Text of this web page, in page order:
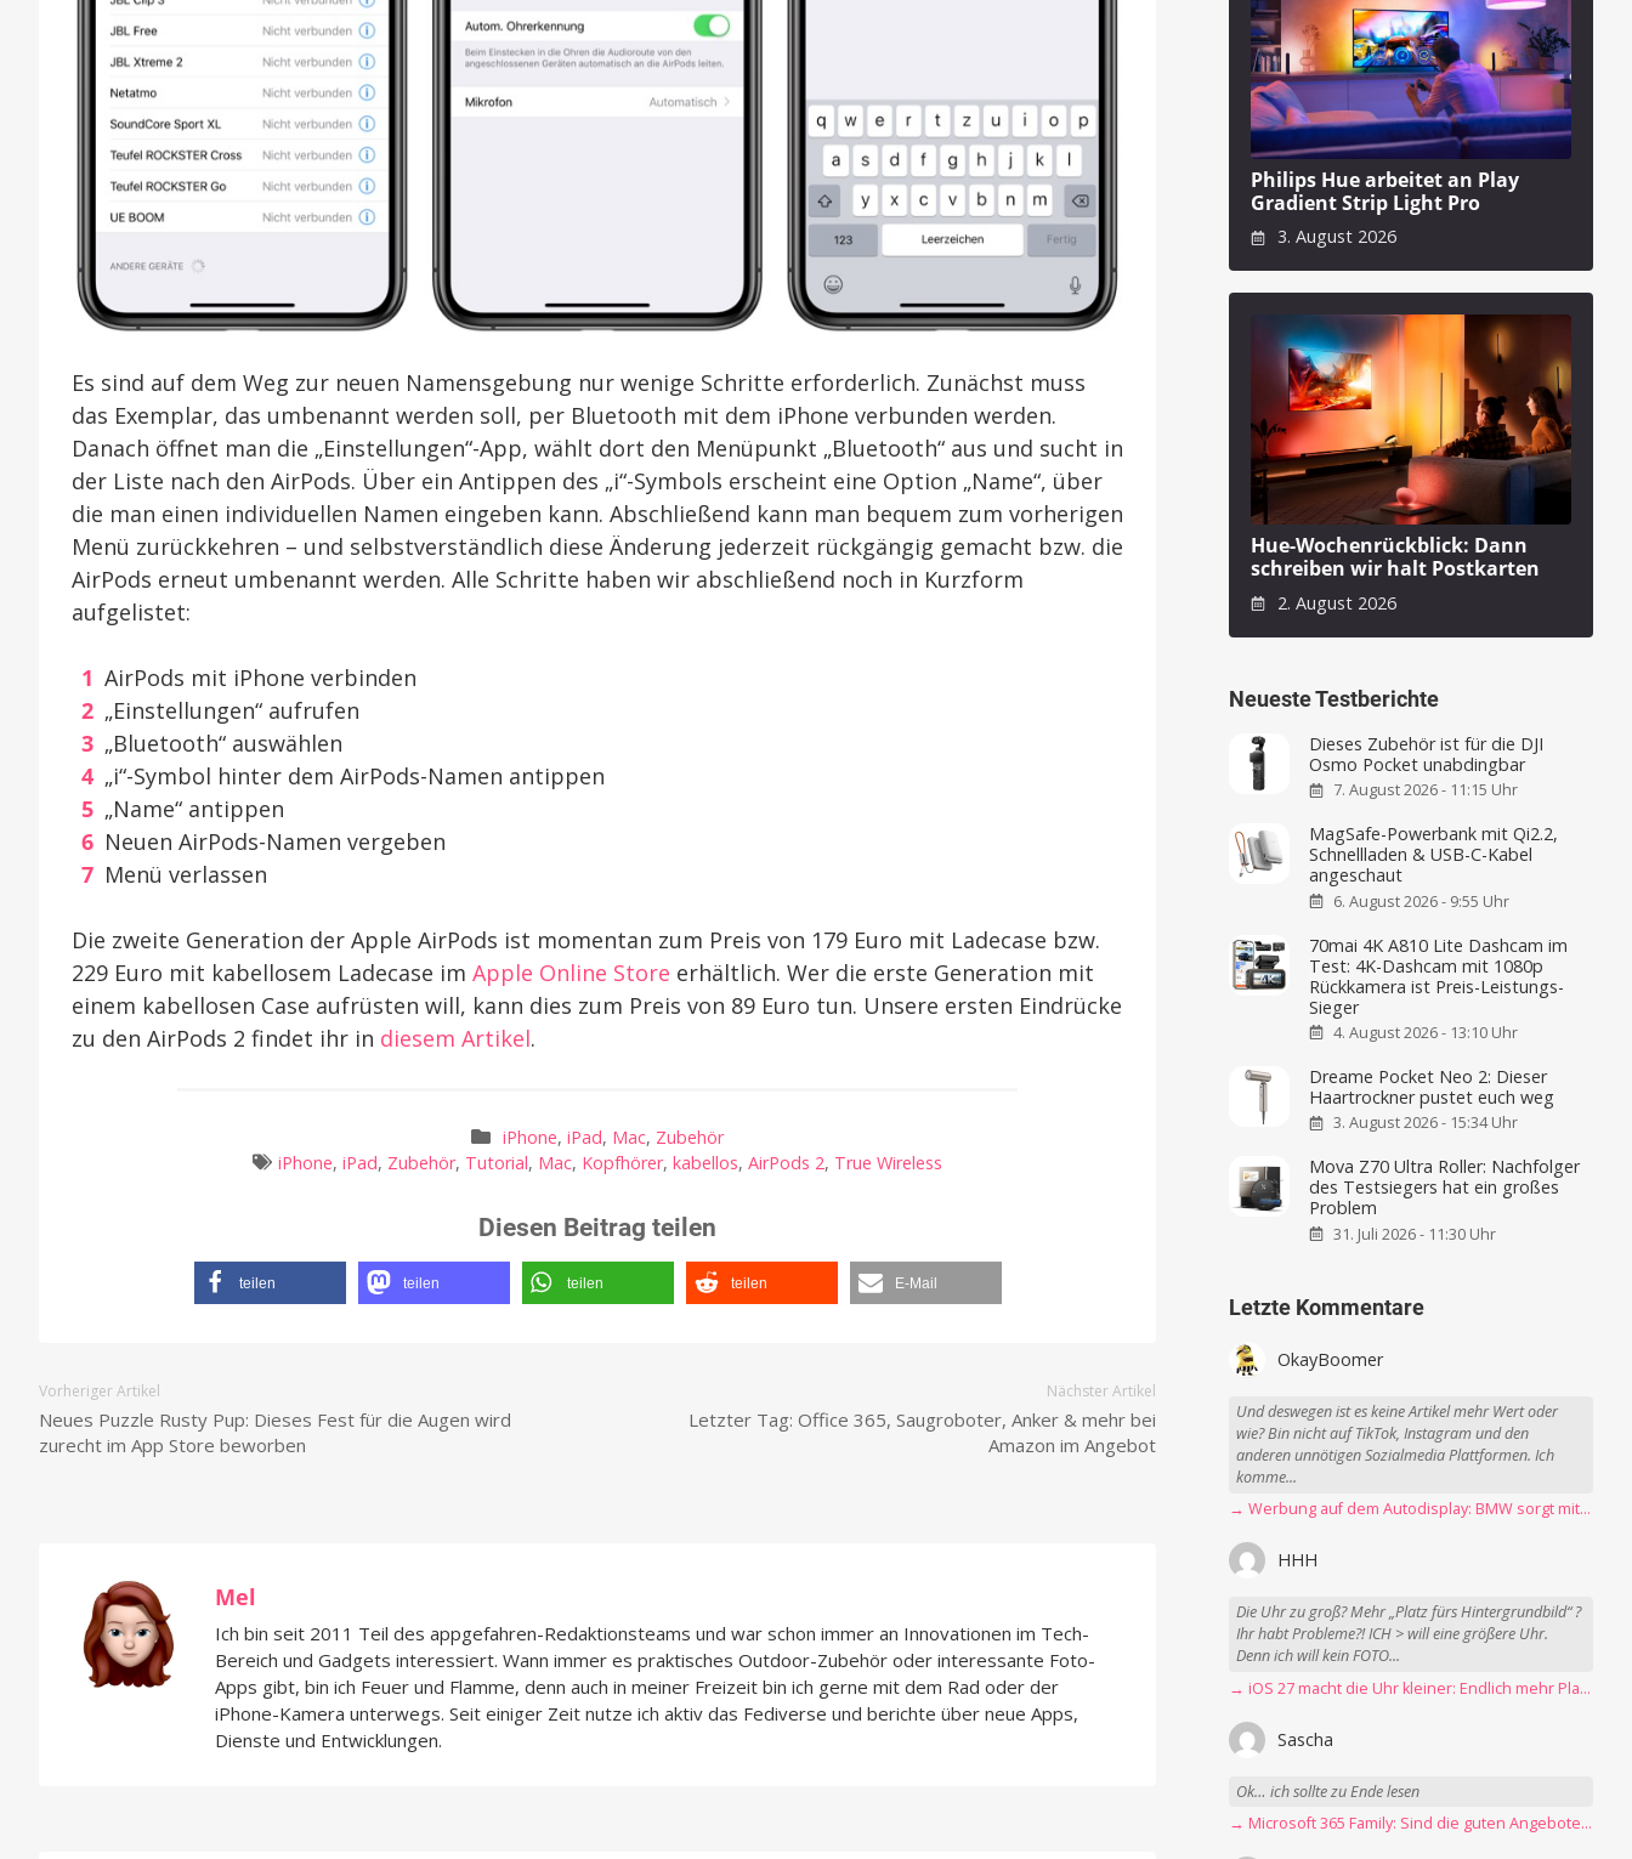
Es sind auf dem Weg zur neuen Namensgebung nur wenige Schritte erforderlich. Zunächst muss
das Exemplar, das umbenannt werden soll, per Bluetooth mit dem iPhone verbunden werden.
Danach öffnet man die „Einstellungen“-App, wählt dort den Menüpunkt „Bluetooth“ aus und sucht in
der Liste nach den AirPods. Über ein Antippen des „i“-Symbols erscheint eine Option „Name“, über
die man einen individuellen Namen eingeben kann. Abschließend kann man bequem zum vorherigen
Menü zurückkehren – und selbstverständlich diese Änderung jederzeit rückgängig gemacht bzw. die
AirPods erneut umbenannt werden. Alle Schritte haben wir abschließend noch in Kurzform
aufgelistet:
AirPods mit iPhone verbinden
„Einstellungen“ aufrufen
„Bluetooth“ auswählen
„i“-Symbol hinter dem AirPods-Namen antippen
„Name“ antippen
Neuen AirPods-Namen vergeben
Menü verlassen
Die zweite Generation der Apple AirPods ist momentan zum Preis von 179 Euro mit Ladecase bzw.
229 Euro mit kabellosem Ladecase im Apple Online Store erhältlich. Wer die erste Generation mit
einem kabellosen Case aufrüsten will, kann dies zum Preis von 89 Euro tun. Unsere ersten Eindrücke
zu den AirPods 2 findet ihr in diesem Artikel.
iPhone,iPad, Mac, Zubehör
iPhone,iPad, Zubehör, Tutorial, Mac, Kopfhörer,kabellos,AirPods 2, True Wireless
Diesen Beitrag teilen
teilen teilen teilen teilen E-Mail
Vorheriger Artikel
Neues Puzzle Rusty Pup: Dieses Fest für die Augen wird
zurecht im App Store beworben
Nächster Artikel
Letzter Tag: Office 365, Saugroboter, Anker & mehr bei
Amazon im Angebot
Mel
Ich bin seit 2011 Teil des appgefahren-Redaktionsteams und war schon immer an Innovationen im Tech-
Bereich und Gadgets interessiert. Wann immer es praktisches Outdoor-Zubehör oder interessante Foto-
Apps gibt, bin ich Feuer und Flamme, denn auch in meiner Freizeit bin ich gerne mit dem Rad oder der
iPhone-Kamera unterwegs. Seit einiger Zeit nutze ich aktiv das Fediverse und berichte über neue Apps,
Dienste und Entwicklungen.
Philips Hue arbeitet an Play
Gradient Strip Light Pro
3. August 2026
Hue-Wochenrückblick: Dann
schreiben wir halt Postkarten
2. August 2026
Neueste Testberichte
Dieses Zubehör ist für die DJI
Osmo Pocket unabdingbar
7. August 2026 - 11:15 Uhr
MagSafe-Powerbank mit Qi2.2,
Schnellladen & USB-C-Kabel
angeschaut
6. August 2026 - 9:55 Uhr
70mai 4K A810 Lite Dashcam im
Test: 4K-Dashcam mit 1080p
Rückkamera ist Preis-Leistungs-
Sieger
4. August 2026 - 13:10 Uhr
Dreame Pocket Neo 2: Dieser
Haartrockner pustet euch weg
3. August 2026 - 15:34 Uhr
Mova Z70 Ultra Roller: Nachfolger
des Testsiegers hat ein großes
Problem
31. Juli 2026 - 11:30 Uhr
Letzte Kommentare
OkayBoomer
Und deswegen ist es keine Artikel mehr Wert oder
wie? Bin nicht auf TikTok, Instagram und den
anderen unnötigen Sozialmedia Plattformen. Ich
komme...
→ Werbung auf dem Autodisplay: BMW sorgt mit Spider-Man-Werbung für scharfe Kritik
HHH
Die Uhr zu groß? Mehr „Platz fürs Hintergrundbild“ ?
Ihr habt Probleme?! ICH > will eine größere Uhr.
Denn ich will kein FOTO...
→ iOS 27 macht die Uhr kleiner: Endlich mehr Platz fürs Hintergrundbild
Sascha
Ok… ich sollte zu Ende lesen
→ Microsoft 365 Family: Sind die guten Angebote vorbei?